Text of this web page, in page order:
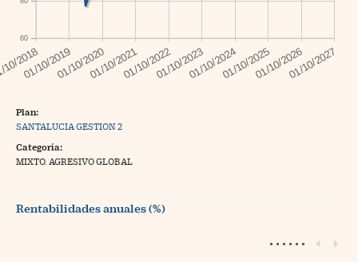
60
Plan:
SANTALUCIA GESTION 2
Categoría:
MIXTO. AGRESIVO GLOBAL
Rentabilidades anuales (%)